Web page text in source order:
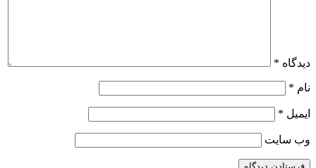
دیدگاه *
نام *
ایمیل *
وب‌ سایت